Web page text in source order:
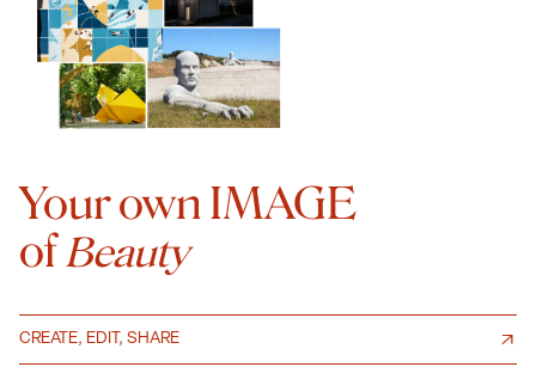
Your own IMAGE
ofBeauty
CREATE, EDIT, SHARE